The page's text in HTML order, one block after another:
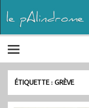
ÉTIQUETTE :GRÈVE